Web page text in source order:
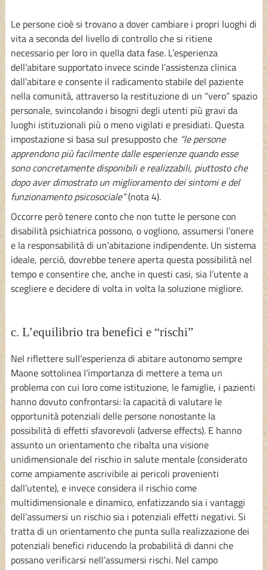
Le persone cioè si trovano a dover cambiare i propri luoghi di
vita a seconda del livello di controllo che si ritiene
necessario per loro in quella data fase. L’esperienza
dell’abitare supportato invece scinde l’assistenza clinica
dall’abitare e consente il radicamento stabile del paziente
nella comunità, attraverso la restituzione di un “vero” spazio
personale, svincolando i bisogni degli utenti più gravi da
luoghi istituzionali più o meno vigilati e presidiati. Questa
impostazione si basa sul presupposto che “le persone
apprendono più facilmente dalle esperienze quando esse
sono concretamente disponibili e realizzabili, piuttosto che
dopo aver dimostrato un miglioramento dei sintomi e del
funzionamento psicosociale”(nota 4).
Occorre però tenere conto che non tutte le persone con
disabilità psichiatrica possono, o vogliono, assumersi l’onere
e la responsabilità di un’abitazione indipendente. Un sistema
ideale, perciò, dovrebbe tenere aperta questa possibilità nel
tempo e consentire che, anche in questi casi, sia l’utente a
scegliere e decidere di volta in volta la soluzione migliore.
c. L’equilibrio tra benefici e “rischi”
Nel riflettere sull’esperienza di abitare autonomo sempre
Maone sottolinea l’importanza di mettere a tema un
problema con cui loro come istituzione, le famiglie, i pazienti
hanno dovuto confrontarsi: la capacità di valutare le
opportunità potenziali delle persone nonostante la
possibilità di effetti sfavorevoli (adverse effects). E hanno
assunto un orientamento che ribalta una visione
unidimensionale del rischio in salute mentale (considerato
come ampiamente ascrivibile ai pericoli provenienti
dall’utente), e invece considera il rischio come
multidimensionale e dinamico, enfatizzando sia i vantaggi
dell’assumersi un rischio sia i potenziali effetti negativi. Si
tratta di un orientamento che punta sulla realizzazione dei
potenziali benefici riducendo la probabilità di danni che
possano verificarsi nell’assumersi rischi. Nel campo